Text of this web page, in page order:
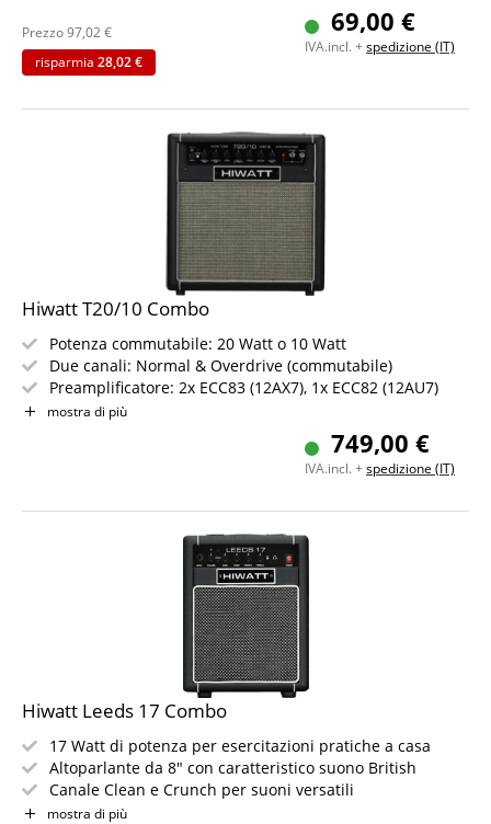
Robustes Gehäuse im klassischen Hiwatt-Look
69,00 €
IVA.incl. +spedizione (IT)
Prezzo97,02€
risparmia 28,02 €
Hiwatt T20/10 Combo
Potenza commutabile: 20 Watt o 10 Watt
Due canali: Normal & Overdrive (commutabile)
Preamplificatore: 2x ECC83 (12AX7), 1x ECC82 (12AU7)
Finale: 2x EL84
Riverbero a molla, FX Loop, Line-Out e ingresso AUX
mostra di più
749,00 €
IVA.incl. +spedizione (IT)
Hiwatt Leeds 17 Combo
17 Watt di potenza per esercitazioni pratiche a casa
Altoparlante da 8" con caratteristico suono British
Canale Clean e Crunch per suoni versatili
EQ a 3 bande preciso per una definizione sonora chiara
mostra di più